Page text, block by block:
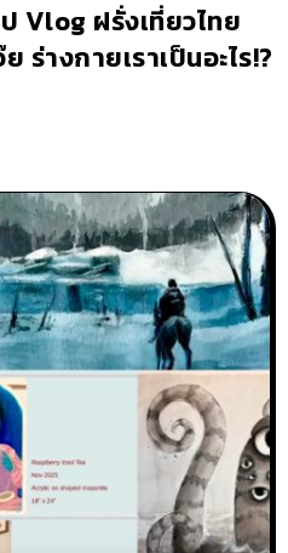
Vlog ฝรั่งเที่ยวไทย
ร่างกายเราเป็นอะไร!?